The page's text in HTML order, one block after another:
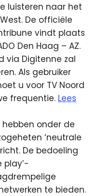
luisteren naar het
De officiële
vindt plaats
Den Haag – AZ.
via Digitenne zal
Als gebruiker
u voor TV Noord
frequentie. Lees
onder de
‘neutrale
De bedoeling
play’-
te bieden.